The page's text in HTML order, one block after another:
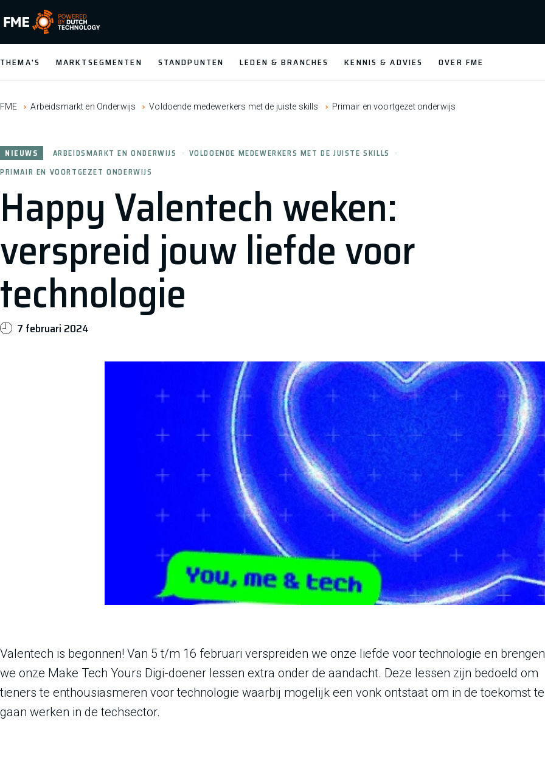
FME Logo, to the homepage
THEMA'S MARKTSEGMENTEN STANDPUNTEN LEDEN & BRANCHES KENNIS & ADVIES OVER FME
FME Arbeidsmarkt en Onderwijs Voldoende medewerkers met de juiste skills Primair en voortgezet onderwijs
Happy Valentech weken:
verspreid jouw liefde voor
technologie
NIEUWS ARBEIDSMARKT EN ONDERWIJS
VOLDOENDE MEDEWERKERS MET DE JUISTE SKILLS
PRIMAIR EN VOORTGEZET ONDERWIJS
7 februari 2024
Valentech is begonnen! Van 5 t/m 16 februari verspreiden we onze liefde voor technologie en brengen
we onze Make Tech Yours Digi-doener lessen extra onder de aandacht. Deze lessen zijn bedoeld om
tieners te enthousiasmeren voor technologie waarbij mogelijk een vonk ontstaat om in de toekomst te
gaan werken in de techsector.